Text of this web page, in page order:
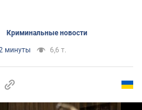
Криминальные новости
минуты 6,6 т.